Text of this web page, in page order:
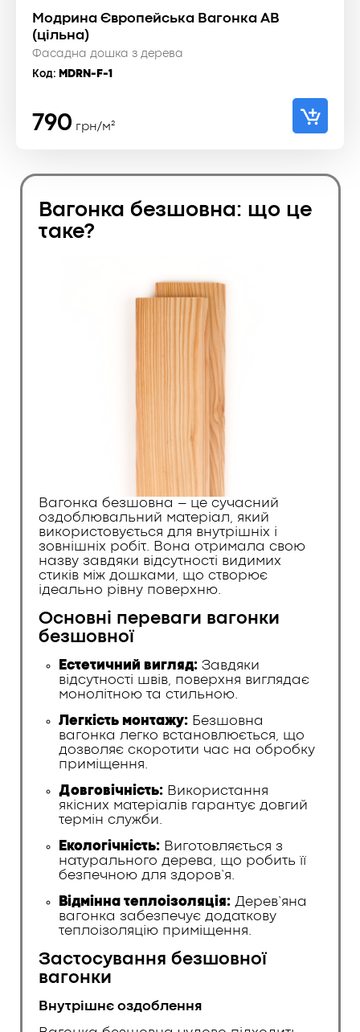
Модрина Європейська Вагонка АВ
(цільна)
Фасадна дошка з дерева
Код: MDRN-F-1
790 грн/м²
Вагонка безшовна: що це
таке?
Вагонка безшовна – це сучасний
оздоблювальний матеріал, який
використовується для внутрішніх і
зовнішніх робіт. Вона отримала свою
назву завдяки відсутності видимих
стиків між дошками, що створює
ідеально рівну поверхню.
Основні переваги вагонки
безшовної
Естетичний вигляд:Завдяки
відсутності швів, поверхня виглядає
монолітною та стильною.
Легкість монтажу:Безшовна
вагонка легко встановлюється, що
дозволяє скоротити час на обробку
приміщення.
Довговічність:Використання
якісних матеріалів гарантує довгий
термін служби.
Екологічність:Виготовляється з
натурального дерева, що робить її
безпечною для здоров’я.
Відмінна теплоізоляція:Дерев’яна
вагонка забезпечує додаткову
теплоізоляцію приміщення.
Застосування безшовної
вагонки
Внутрішнє оздоблення